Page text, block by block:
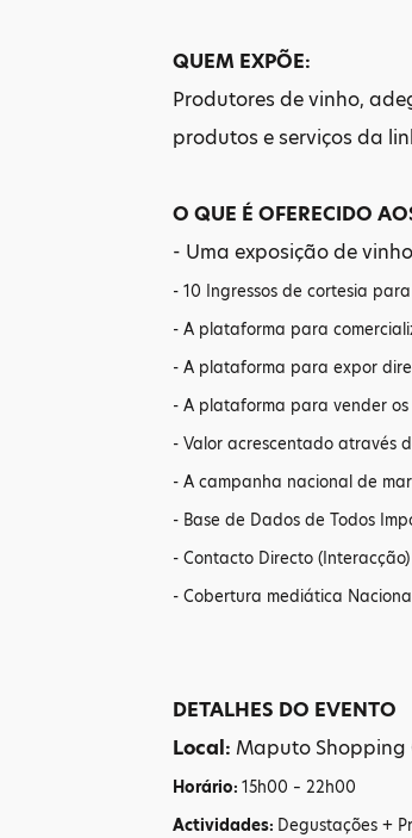
QUEM EXPÕE:
Produtores de vinho,
produtos e serviços da
O QUE É OFERECIDO
- Uma exposição de
- 10 Ingressos de cortesia
- A plataforma para
- A plataforma para expor
- A plataforma para vender os
- Valor acrescentado através
- A campanha nacional de
- Base de Dados de Todos
- Contacto Directo
- Cobertura mediática
DETALHES DO EVENTO
Local: Maputo Shopping
Horário:15h00 – 22h00
Actividades: Degustações +